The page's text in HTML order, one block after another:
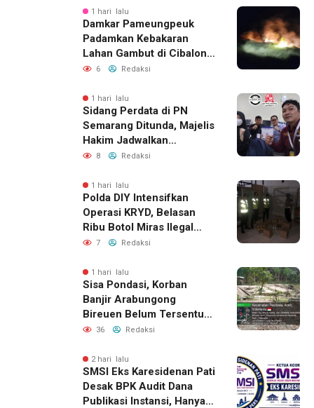
1 hari lalu
Damkar Pameungpeuk
Padamkan Kebakaran
Lahan Gambut di Cibalong,
Permukiman Warga
6 Redaksi
1 hari lalu
Sidang Perdata di PN
Semarang Ditunda, Majelis
Hakim Jadwalkan
Pemanggilan Ulang BPR
8 Redaksi
1 hari lalu
Polda DIY Intensifkan
Operasi KRYD, Belasan
Ribu Botol Miras Ilegal
Berhasil Diamankan
7 Redaksi
1 hari lalu
Sisa Pondasi, Korban
Banjir Arabungong
Bireuen Belum Tersentuh
Bantuan Pascabencana
36 Redaksi
2 hari lalu
SMSI Eks Karesidenan Pati
Desak BPK Audit Dana
Publikasi Instansi, Hanya